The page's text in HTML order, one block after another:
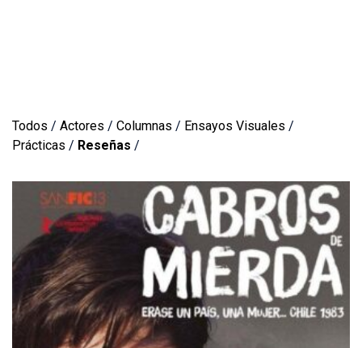
Todos / Actores / Columnas / Ensayos Visuales /
Prácticas / Reseñas /